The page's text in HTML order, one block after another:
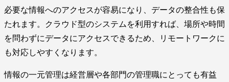
必要な情報へのアクセスが容易になり、データの整合性も保
たれます。クラウド型のシステムを利用すれば、場所や時間
を問わずにデータにアクセスできるため、リモートワークに
も対応しやすくなります。
情報の一元管理は経営層や各部門の管理職にとっても有益